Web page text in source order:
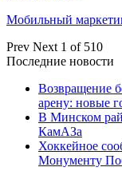
Мобильный
Prev Next 1 of 510
Последние новости
Возвращение
арену: новые
В Минском
КамАЗа
Хоккейное
Монументу